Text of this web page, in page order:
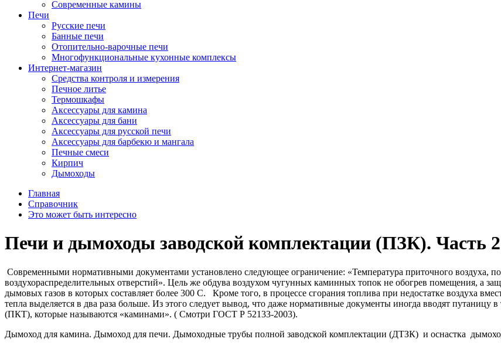
Современные камины
Печи
Русские печи
Банные печи
Отопительно-варочные печи
Многофункциональные кухонные комплексы
Интернет-магазин
Средства контроля и измерения
Печное литье
Термошкафы
Аксессуары для камина
Аксессуары для бани
Аксессуары для русской печи
Аксессуары для барбекю и мангала
Печные смеси
Кирпич
Дымоходы
Главная
Справочник
Это может быть интересно
Печи и дымоходы заводской комплектации (ПЗК). Часть
Современными нормативными документами установлено следующее ограничение: «Температура приточного
воздухораспределительных отверстий». Цель же обдува воздухом чугунных каминных топок не обогрев помещения, а
дымовых газов в которых составляет более 300 С. Кроме того, в процессе сгорания топлива при недостатке воздуха
тепла выделяется в два раза больше. Из этого следует вывод, что даже нормативные документы иногда вводят
(ПКТ), которые называются «каминами». ( Смотри ГОСТ Р 52133-2003).
Дымоход для камина. Дымоход для печи. Дымоходные трубы полной заводской комплектации (ДТЗК) и оснастка